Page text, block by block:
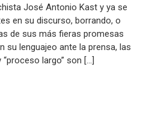
José Antonio Kast y ya se
en su discurso, borrando, o
de sus más fieras promesas
su lenguajeo ante la prensa, las
“proceso largo” son […]